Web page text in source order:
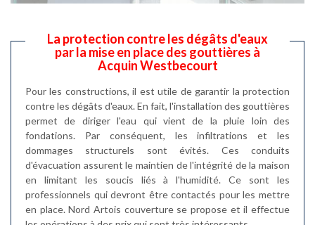
La protection contre les dégâts d'eaux
par la mise en place des gouttières à
Acquin Westbecourt
Pour les constructions, il est utile de garantir la protection
contre les dégâts d'eaux. En fait, l'installation des gouttières
permet de diriger l'eau qui vient de la pluie loin des
fondations. Par conséquent, les infiltrations et les
dommages structurels sont évités. Ces conduits
d'évacuation assurent le maintien de l'intégrité de la maison
en limitant les soucis liés à l'humidité. Ce sont les
professionnels qui devront être contactés pour les mettre
en place. Nord Artois couverture se propose et il effectue